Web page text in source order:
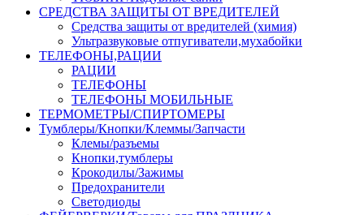
СРЕДСТВА ЗАЩИТЫ ОТ ВРЕДИТЕЛЕЙ
Средства защиты от вредителей (химия)
Ультразвуковые отпугиватели,мухабойки
ТЕЛЕФОНЫ,РАЦИИ
РАЦИИ
ТЕЛЕФОНЫ
ТЕЛЕФОНЫ МОБИЛЬНЫЕ
ТЕРМОМЕТРЫ/СПИРТОМЕРЫ
Тумблеры/Кнопки/Клеммы/Запчасти
Клемы/разъемы
Кнопки,тумблеры
Крокодилы/Зажимы
Предохранители
Светодиоды